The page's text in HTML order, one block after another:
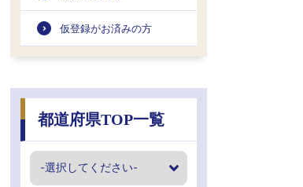
仮登録がお済みの方
都道府県TOP一覧